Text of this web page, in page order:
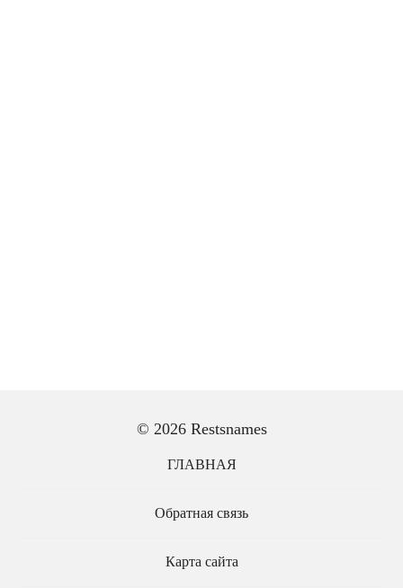
© 2026 Restsnames
ГЛАВНАЯ
Обратная связь
Карта сайта